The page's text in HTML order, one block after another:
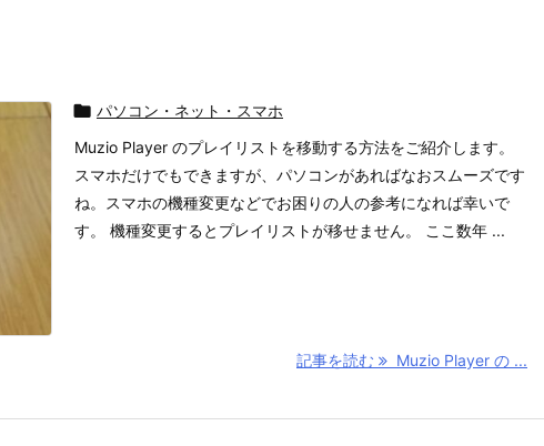
 パソコン・ネット・スマホ
Muzio Player のプレイリストを移動する方法をご紹介します。
スマホだけでもできますが、パソコンがあればなおスムーズです
ね。スマホの機種変更などでお困りの人の参考になれば幸いで
す。 機種変更するとプレイリストが移せません。 ここ数年 ...
記事を読む Muzio Player の ...